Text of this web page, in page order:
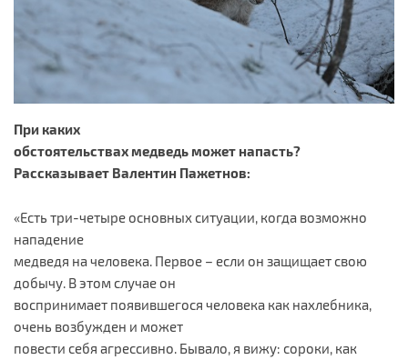
При каких
обстоятельствах медведь может напасть?
Рассказывает Валентин Пажетнов:
«Есть три-четыре основных ситуации, когда возможно
нападение
медведя на человека. Первое – если он защищает свою
добычу. В этом случае он
воспринимает появившегося человека как нахлебника,
очень возбужден и может
повести себя агрессивно. Бывало, я вижу: сороки, как